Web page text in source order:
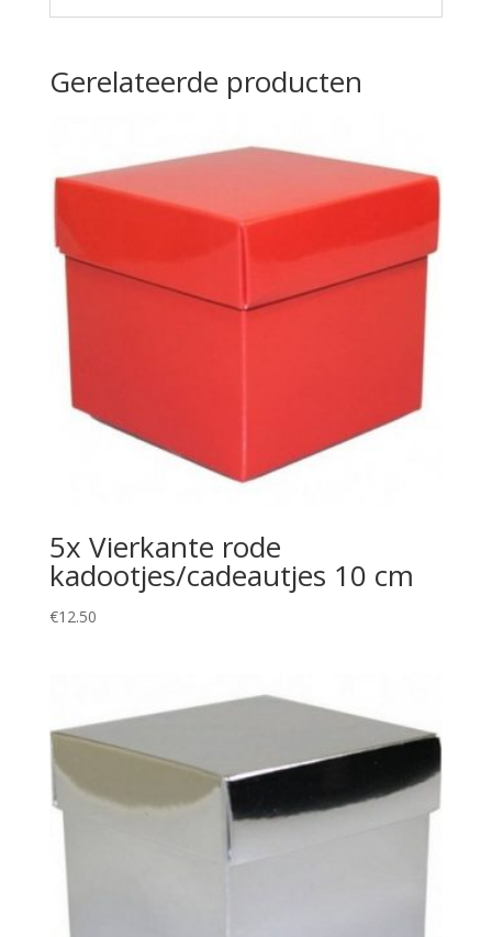
Gerelateerde producten
5x Vierkante rode
kadootjes/cadeautjes 10 cm
€12.50